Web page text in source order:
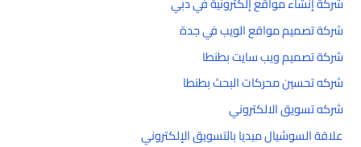
شركة تصميم مواقع الويب في جدة
شركة تصميم ويب سايت بطنطا
شركه تحسين محركات البحث بطنطا
شركه تسويق الالكتروني
علاقة السوشيال ميديا بالتسويق الإلكتروني